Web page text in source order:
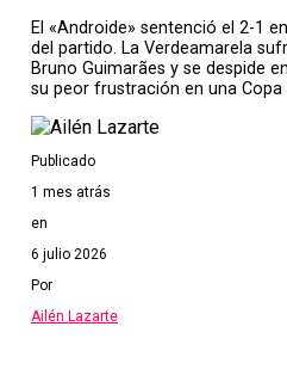
El «Androide» sentenció el 2-1
del partido. La Verdeamarela
Bruno Guimarães y se despide
su peor frustración en una Copa
Publicado
1 mes atrás
en
6 julio 2026
Por
Ailén Lazarte